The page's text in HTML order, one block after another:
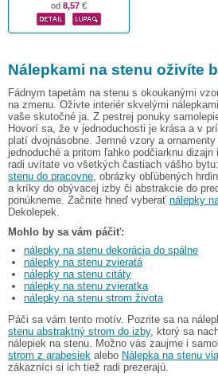
od 8,57 €
Nálepkami na stenu oživíte
Fádnym tapetám na stenu s okoukanými
na zmenu. Oživte interiér skvelými
vaše skutočné ja. Z pestrej ponuky
Hovorí sa, že v jednoduchosti je krása a v
platí dvojnásobne. Jemné vzory a
jednoduché a pritom ľahko podčiarknu
radi uvítate vo všetkých častiach vášho
stenu do pracovne, obrázky obľúbených
a kríky do obývacej izby či abstrakcie do
ponúkneme. Začnite hneď vyberať nálepky
Dekolepek.
Mohlo by sa vám páčiť:
nálepky na stenu dekorácia do spálne
nálepky na stenu zvieratá
nálepky na stenu citáty
nálepky na stenu zvieratka
nálepky na stenu strom života
Páči sa vám tento motív. Pozrite sa na
stenu abstraktný strom do izby, ktorý sa
nálepiek na stenu. Možno vás zaujme i
strom z arabesiek alebo Nálepka na stenu
zákazníci si ich tiež radi prezerajú.